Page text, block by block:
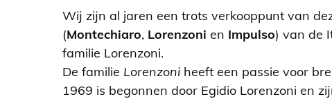
Wij zijn al jaren een trots verkooppunt van
(Montechiaro, Lorenzoni en Impulso) van de
familie Lorenzoni.
De familie Lorenzoni heeft een passie voor
1969 is begonnen door Egidio Lorenzoni en